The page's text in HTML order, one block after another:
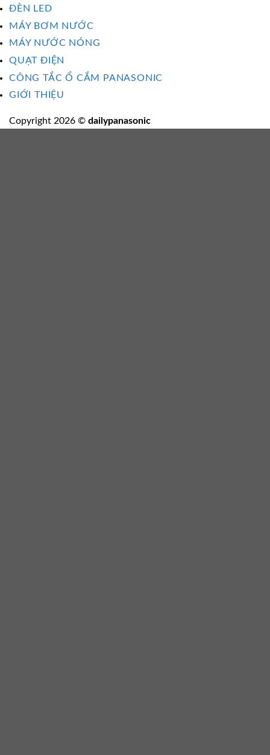
ĐÈN LED
MÁY BƠM NƯỚC
MÁY NƯỚC NÓNG
QUẠT ĐIỆN
CÔNG TẮC Ổ CẮM PANASONIC
GIỚI THIỆU
Copyright 2026 © dailypanasonic